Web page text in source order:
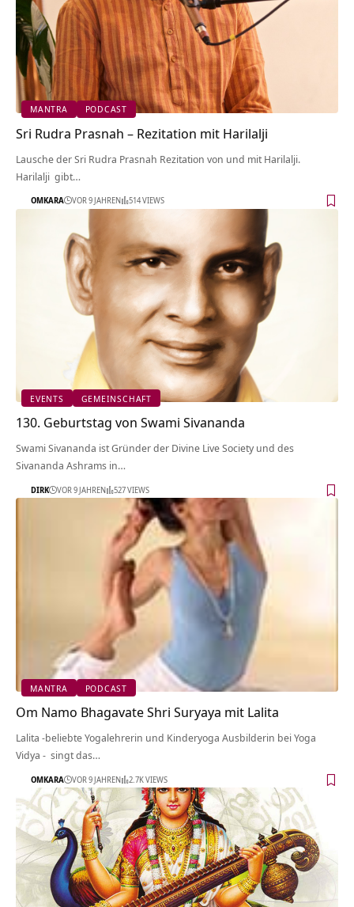
MANTRA PODCAST
Sri Rudra Prasnah – Rezitation mit Harilalji
Lausche der Sri Rudra Prasnah Rezitation von und mit Harilalji.
Harilalji gibt…
OMKARA VOR 9 JAHREN 514 VIEWS
EVENTS GEMEINSCHAFT
130. Geburtstag von Swami Sivananda
Swami Sivananda ist Gründer der Divine Live Society und des
Sivananda Ashrams in…
DIRK VOR 9 JAHREN 527 VIEWS
MANTRA PODCAST
Om Namo Bhagavate Shri Suryaya mit Lalita
Lalita -beliebte Yogalehrerin und Kinderyoga Ausbilderin bei Yoga
Vidya - singt das…
OMKARA VOR 9 JAHREN 2.7K VIEWS